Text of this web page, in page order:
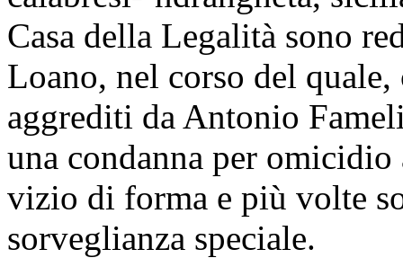
Casa della Legalità sono
Loano, nel corso del
aggrediti da Antonio
una condanna per
vizio di forma e più volte
sorveglianza speciale.